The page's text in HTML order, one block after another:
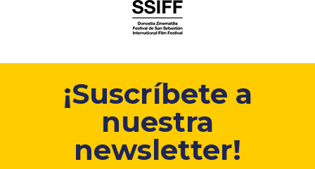
¡Suscríbete a
nuestra
newsletter!